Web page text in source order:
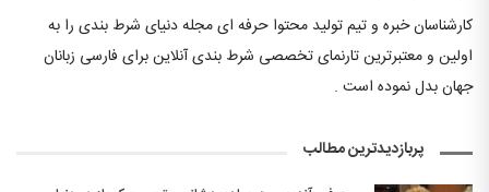
کارشناسان خبره و تیم تولید محتوا حرفه ای مجله دنیای شرط بندی را به
اولین و معتبرترین تارنمای تخصصی شرط بندی آنلاین برای فارسی زبانان
جهان بدل نموده است .
پربازدیدترین مطالب